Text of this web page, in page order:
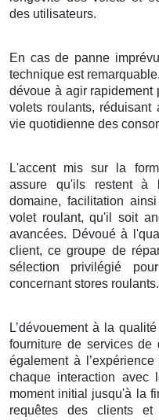
des utilisateurs.
En cas de panne
technique est
dévoue à agir rapidement
volets roulants,
vie quotidienne des
L'accent mis sur la
assure qu'ils restent à
domaine, facilitation
volet roulant, qu'il soit
avancées. Dévoué à
client, ce groupe de
sélection privilégié
concernant stores roulants.
L’dévouement à la
fourniture de services de
également à
chaque interaction
moment initial jusqu'à la
requêtes des clients